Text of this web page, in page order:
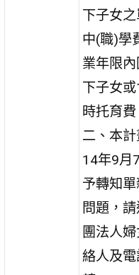
下子女
中(職)學
業年限
下子女
時托育費
二、本
14年9月
予轉知
問題，
團法人
絡人及